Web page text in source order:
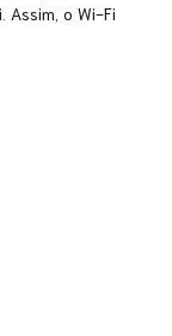
Assim, o Wi-Fi